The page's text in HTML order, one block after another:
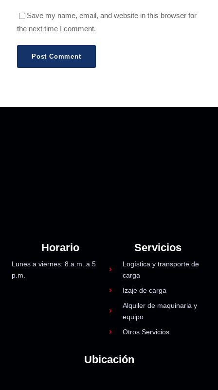
Save my name, email, and website in this browser for
the next time I comment.
Horario
Lunes a viernes: 8 a.m. a 5
p.m.
Servicios
Logística y transporte de
carga
Izaje de carga
Alquiler de maquinaria y
equipo
Otros Servicios
Ubicación